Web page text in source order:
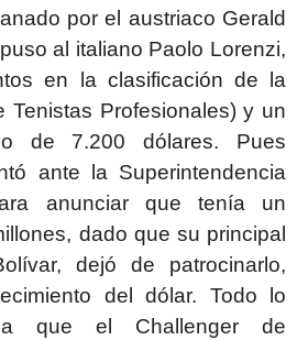
por el austriaco Gerald
al italiano Paolo Lorenzi,
en la clasificación de la
Tenistas Profesionales) y un
de 7.200 dólares. Pues
ante la Superintendencia
anunciar que tenía un
dado que su principal
dejó de patrocinarlo,
del dólar. Todo lo
a que el Challenger de